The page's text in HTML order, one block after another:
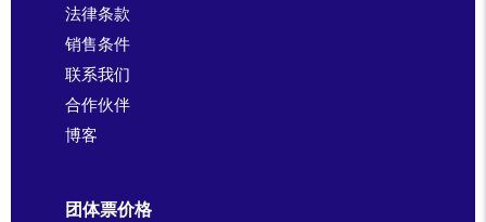
法律条款
销售条件
联系我们
合作伙伴
博客
团体票价格